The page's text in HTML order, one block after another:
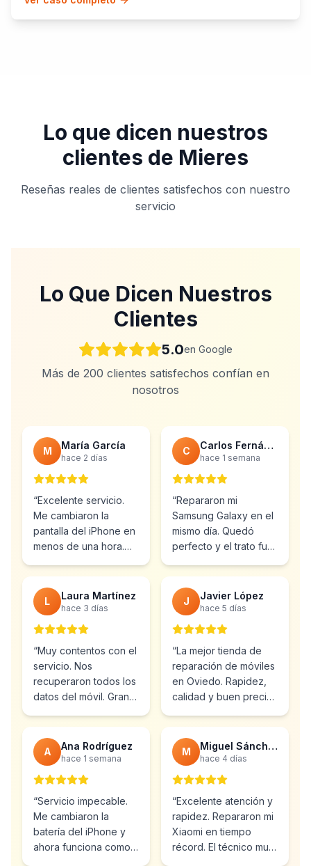
Lo que dicen nuestros
clientes de Mieres
Reseñas reales de clientes satisfechos con nuestro
servicio
Lo Que Dicen Nuestros
Clientes
5.0en Google
Más de 200 clientes satisfechos confían en
nosotros
M María García
hace 2 días
“Excelente servicio.
Me cambiaron la
pantalla del iPhone en
menos de una hora.
C Carlos Fernández
hace 1 semana
“Repararon mi
Samsung Galaxy en el
mismo día. Quedó
perfecto y el trato fue
Totalmente
recomendable.”
L Laura Martínez
hace 3 días
“Muy contentos con el
servicio. Nos
recuperaron todos los
datos del móvil. Gran
atención al cliente.”
J Javier López
hace 5 días
“La mejor tienda de
reparación de móviles
en Oviedo. Rapidez,
calidad y buen precio.
A Ana Rodríguez
hace 1 semana
“Servicio impecable.
Me cambiaron la
batería del iPhone y
ahora funciona como
M Miguel Sánchez
hace 4 días
“Excelente atención y
rapidez. Repararon mi
Xiaomi en tiempo
récord. El técnico muy